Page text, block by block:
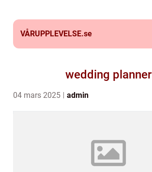
VÅRUPPLEVELSE.se
wedding planner
04 mars 2025 admin